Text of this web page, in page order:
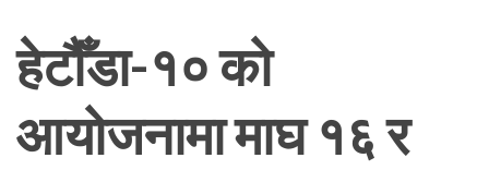
हेटौँडा-१० को
आयोजनामा माघ १६ र